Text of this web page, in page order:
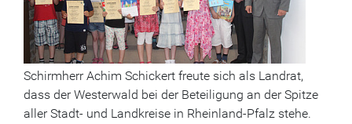
Schirmherr Achim Schickert freute sich als Landrat,
dass der Westerwald bei der Beteiligung an der Spitze
aller Stadt- und Landkreise in Rheinland-Pfalz stehe.